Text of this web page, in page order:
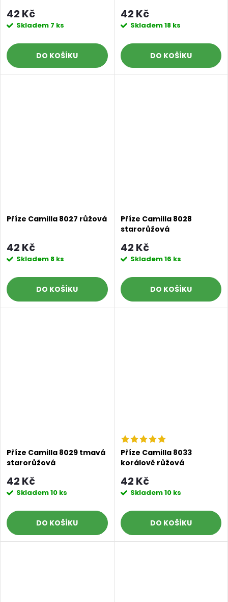
42 Kč
Skladem 7 ks
DO KOŠÍKU
42 Kč
Skladem18 ks
DO KOŠÍKU
Příze Camilla 8027 růžová
42 Kč
Skladem 8 ks
DO KOŠÍKU
Příze Camilla 8028
starorůžová
42 Kč
Skladem16 ks
DO KOŠÍKU
Příze Camilla 8029 tmavá
starorůžová
42 Kč
Skladem10 ks
DO KOŠÍKU
Příze Camilla 8033
korálově růžová
42 Kč
Skladem10 ks
DO KOŠÍKU